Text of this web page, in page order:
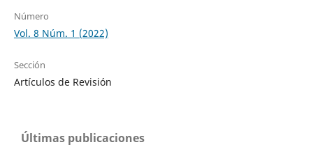
Número
Vol. 8 Núm. 1 (2022)
Sección
Artículos de Revisión
Últimas publicaciones